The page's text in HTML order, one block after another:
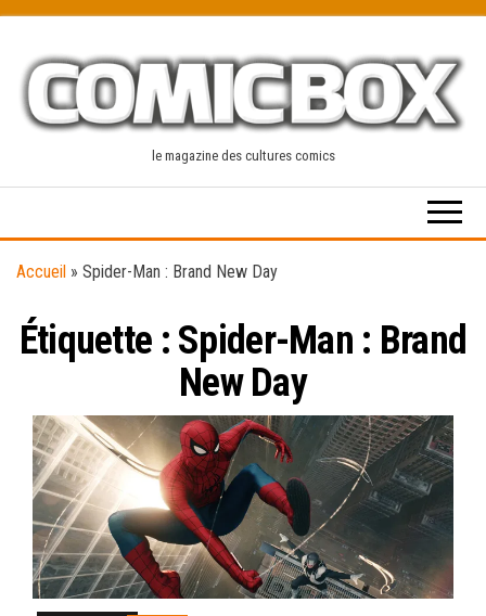
content
le magazine des cultures comics
Accueil » Spider-Man : Brand New Day
Étiquette : Spider-Man : Brand
New Day